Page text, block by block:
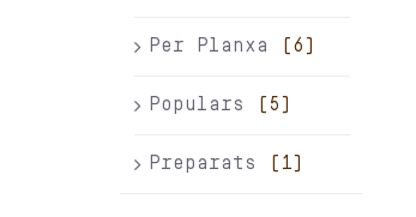
Per Planxa (6)
Populars (5)
Preparats (1)